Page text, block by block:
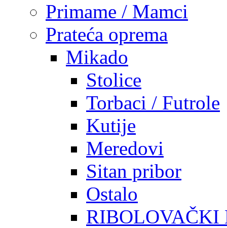
Primame / Mamci
Prateća oprema
Mikado
Stolice
Torbaci / Futrole
Kutije
Meredovi
Sitan pribor
Ostalo
RIBOLOVAČKI